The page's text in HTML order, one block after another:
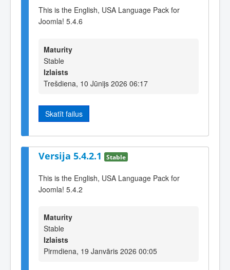
This is the English, USA Language Pack for
Joomla! 5.4.6
Maturity
Stable
Izlaists
Trešdiena, 10 Jūnijs 2026 06:17
Skatīt failus
Versija 5.4.2.1 Stable
This is the English, USA Language Pack for
Joomla! 5.4.2
Maturity
Stable
Izlaists
Pirmdiena, 19 Janvāris 2026 00:05